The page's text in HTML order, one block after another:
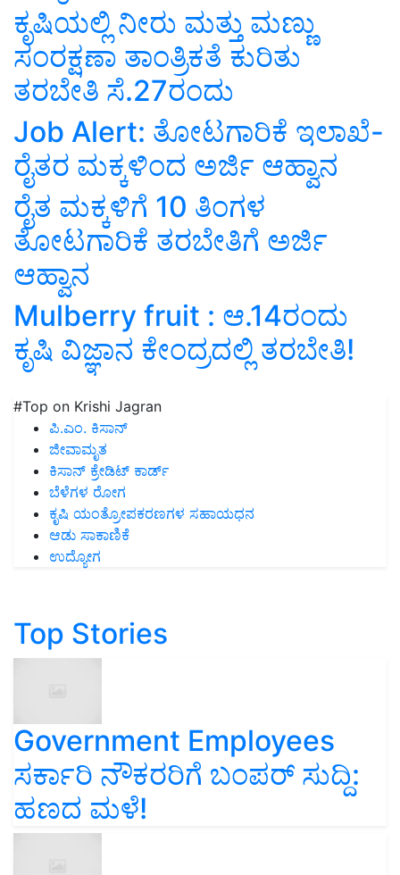
ಕೃಷಿಯಲ್ಲಿ ನೀರು ಮತ್ತು ಮಣ್ಣು
ಸಂರಕ್ಷಣಾ ತಾಂತ್ರಿಕತೆ ಕುರಿತು
ತರಬೇತಿ ಸೆ.27ರಂದು
Job Alert: ತೋಟಗಾರಿಕೆ ಇಲಾಖೆ-
ರೈತರ ಮಕ್ಕಳಿಂದ ಅರ್ಜಿ ಆಹ್ವಾನ
ರೈತ ಮಕ್ಕಳಿಗೆ 10 ತಿಂಗಳ
ತೋಟಗಾರಿಕೆ ತರಬೇತಿಗೆ ಅರ್ಜಿ
ಆಹ್ವಾನ
Mulberry fruit : ಆ.14ರಂದು
ಕೃಷಿ ವಿಜ್ಞಾನ ಕೇಂದ್ರದಲ್ಲಿ ತರಬೇತಿ!
#Top on Krishi Jagran
ಪಿ.ಎಂ. ಕಿಸಾನ್
ಜೀವಾಮೃತ
ಕಿಸಾನ್ ಕ್ರೇಡಿಟ್ ಕಾರ್ಡ್
ಬೆಳೆಗಳ ರೋಗ
ಕೃಷಿ ಯಂತ್ರೋಪಕರಣಗಳ ಸಹಾಯಧನ
ಆಡು ಸಾಕಾಣಿಕೆ
ಉದ್ಯೋಗ
Top Stories
Government Employees
ಸರ್ಕಾರಿ ನೌಕರರಿಗೆ ಬಂಪರ್‌ ಸುದ್ದಿ:
ಹಣದ ಮಳೆ!